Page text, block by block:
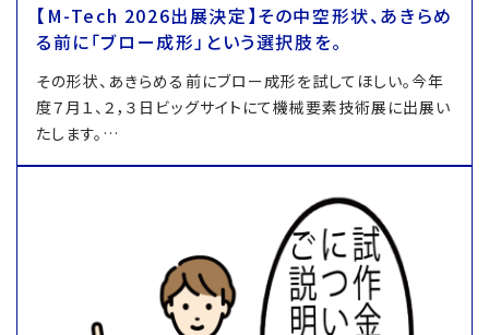
【M-Tech 2026出展決定】その中空形状、あきらめ
る前に「ブロー成形」という選択肢を。
その形状、あきらめる前にブロー成形を試してほしい。今年
度７月１、２，３日ビッグサイトにて機械要素技術展に出展い
たします。…